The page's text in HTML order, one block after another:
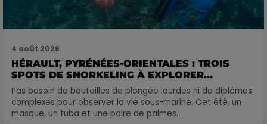
4 août 2026
HÉRAULT, PYRÉNÉES-ORIENTALES : TROIS
SPOTS DE SNORKELING À EXPLORER...
Pas besoin de bouteilles de plongée lourdes ni de diplômes
complexes pour observer la vie sous-marine. Cet été, un
masque, un tuba et une paire de palmes...